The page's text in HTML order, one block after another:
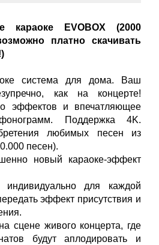
караоке EVOBOX (2000
платно скачивать
система для дома. Ваш
как на концерте!
эффектов и впечатляющее
фонограмм. Поддержка 4K.
любимых песен из
песен).
новый караоке-эффект
индивидуально для каждой
эффект присутствия и
сцене живого концерта, где
будут аплодировать и